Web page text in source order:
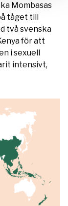
Mombasas
tåget till
två svenska
för att
i sexuell
intensivt,